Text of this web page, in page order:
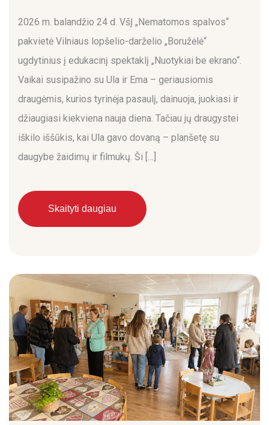
2026 m. balandžio 24 d. VšĮ „Nematomos spalvos“
pakvietė Vilniaus lopšelio-darželio „Boružėlė“
ugdytinius į edukacinį spektaklį „Nuotykiai be ekrano“.
Vaikai susipažino su Ula ir Ema – geriausiomis
draugėmis, kurios tyrinėja pasaulį, dainuoja, juokiasi ir
džiaugiasi kiekviena nauja diena. Tačiau jų draugystei
iškilo iššūkis, kai Ula gavo dovaną – planšetę su
daugybe žaidimų ir filmukų. Ši […]
Skaityti daugiau